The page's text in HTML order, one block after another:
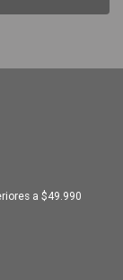
a $49.990